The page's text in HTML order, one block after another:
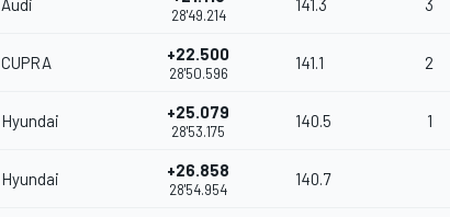
Audi
28'49.214
141.3 3
CUPRA +22.500
28'50.596
141.1 2
Hyundai +25.079
28'53.175
140.5 1
Hyundai +26.858
28'54.954
140.7